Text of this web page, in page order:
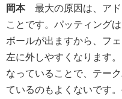
岡本 最大の原因は、ア
ことです。パッティング
ボールが出ますから、フ
左に外しやすくなります
なっていることで、テー
ているのもよくないです